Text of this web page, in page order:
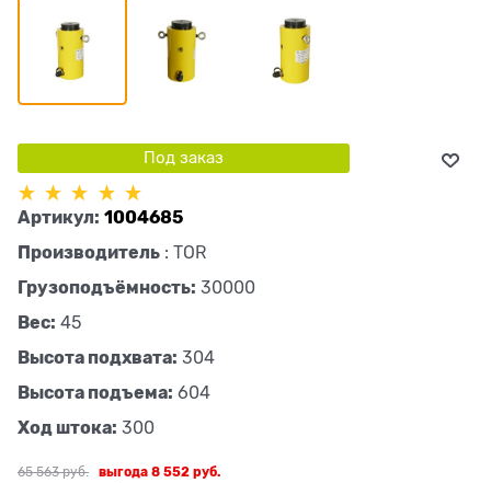
Под заказ
Артикул: 1004685
Производитель : TOR
Грузоподъёмность: 30000
Вес: 45
Высота подхвата: 304
Высота подъема: 604
Ход штока: 300
65 563 руб. выгода8 552 руб.